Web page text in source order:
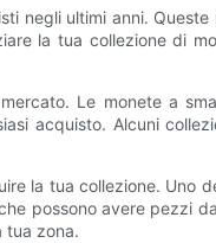
negli ultimi anni.
la tua collezione di
Le monete a
acquisto. Alcuni
la tua collezione. Uno
possono avere pezzi
tua zona.